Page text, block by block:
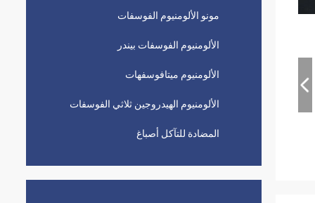
مونو الألومنيوم الفوسفات
الألومنيوم الفوسفات بيندر
الألومنيوم ميتافوسفهات
الألومنيوم الهيدروجين ثلاثي الفوسفات
المضادة للتآكل أصباغ